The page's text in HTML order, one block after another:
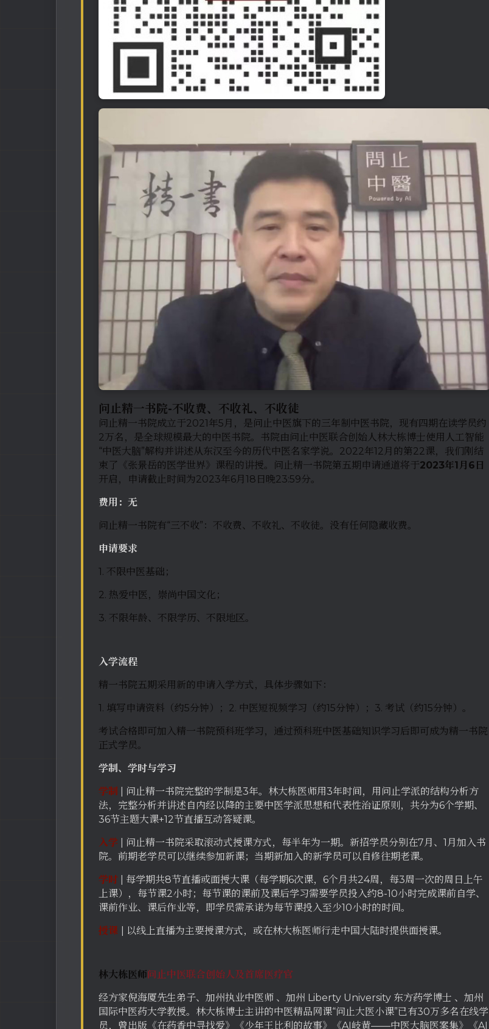
问止精一书院-不收费、不收礼、不收徒
问止精一书院成立于2021年5月，是问止中医旗下的三年制中医书院，现有四期在读学员约
2万名，是全球规模最大的中医书院。书院由问止中医联合创始人林大栋博士使用人工智能
“中医大脑”解构并讲述从东汉至今的历代中医名家学说。2022年12月的第22课，我们刚结
束了《张景岳的医学世界》课程的讲授。问止精一书院第五期申请通道将于2023年1月6日
开启，申请截止时间为2023年6月18日晚23:59分。
费用：无
问止精一书院有“三不收”：不收费、不收礼、不收徒。没有任何隐藏收费。
申请要求
1. 不限中医基础；
2. 热爱中医，崇尚中国文化；
3. 不限年龄、不限学历、不限地区。
入学流程
精一书院五期采用新的申请入学方式，具体步骤如下：
1. 填写申请资料（约5分钟）；2. 中医短视频学习（约15分钟）；3. 考试（约15分钟）。
考试合格即可加入精一书院预科班学习，通过预科班中医基础知识学习后即可成为精一书院
正式学员。
学制、学时与学习
学制
| 问止精一书院完整的学制是3年。林大栋医师用3年时间，用问止学派的结构分析方
法，完整分析并讲述自内经以降的主要中医学派思想和代表性治证原则，共分为6个学期、
36节主题大课+12节直播互动答疑课。
入学 | 问止精一书院采取滚动式授课方式，每半年为一期。新招学员分别在7月、1月加入书
院。前期老学员可以继续参加新课；当期新加入的新学员可以自修往期老课。
学时 | 每学期共8节直播或面授大课（每学期6次课，6个月共24周，每3周一次的周日上午
上课），每节课2小时；每节课的课前及课后学习需要学员投入约8-10小时完成课前自学、
课前作业、课后作业等，即学员需承诺为每节课投入至少10小时的时间。
授课
| 以线上直播为主要授课方式，或在林大栋医师行走中国大陆时提供面授课。
林大栋医师问止中医联合创始人及首席医疗官
经方家倪海厦先生弟子、加州执业中医师 、加州 Liberty University 东方药学博士 、加州
国际中医药大学教授。林大栋博士主讲的中医精品网课“问止大医小课”已有30万多名在线学
员，曾出版《在药香中寻找爱》《少年王比利的故事》《AI岐黄——中医大脑医案集》《AI